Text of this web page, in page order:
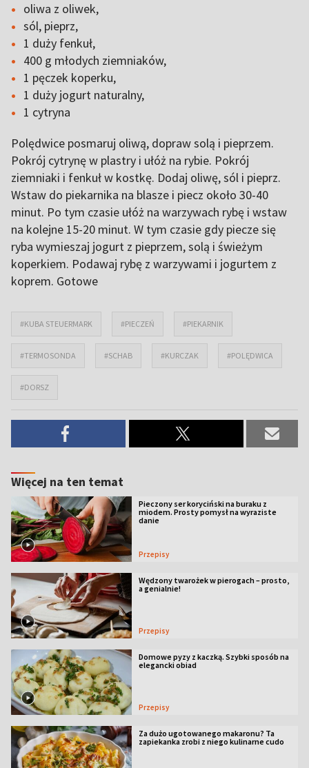
oliwa z oliwek,
sól, pieprz,
1 duży fenkuł,
400 g młodych ziemniaków,
1 pęczek koperku,
1 duży jogurt naturalny,
1 cytryna
Polędwice posmaruj oliwą, dopraw solą i pieprzem.
Pokrój cytrynę w plastry i ułóż na rybie. Pokrój
ziemniaki i fenkuł w kostkę. Dodaj oliwę, sól i pieprz.
Wstaw do piekarnika na blasze i piecz około 30-40
minut. Po tym czasie ułóż na warzywach rybę i wstaw
na kolejne 15-20 minut. W tym czasie gdy piecze się
ryba wymieszaj jogurt z pieprzem, solą i świeżym
koperkiem. Podawaj rybę z warzywami i jogurtem z
koprem. Gotowe
#KUBA STEUERMARK #PIECZEŃ #PIEKARNIK
#TERMOSONDA #SCHAB #KURCZAK #POLĘDWICA
#DORSZ
Więcej na ten temat
Pieczony ser koryciński na buraku z
miodem. Prosty pomysł na wyraziste
danie
Przepisy
Wędzony twarożek w pierogach – prosto,
a genialnie!
Przepisy
Domowe pyzy z kaczką. Szybki sposób na
elegancki obiad
Przepisy
Za dużo ugotowanego makaronu? Ta
zapiekanka zrobi z niego kulinarne cudo